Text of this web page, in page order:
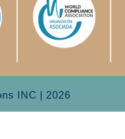
INC | 2026